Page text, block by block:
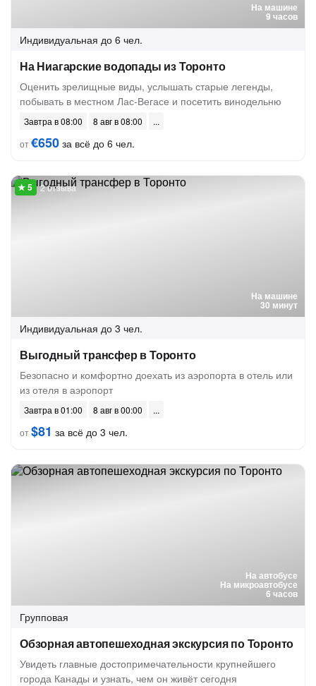
На машине
9 часов
Индивидуальная до 6 чел.
На Ниагарские водопады из Торонто
Оценить зрелищные виды, услышать старые легенды,
побывать в местном Лас-Вегасе и посетить винодельню
Завтра в 08:00
8 авг в 08:00
от€650 за всё до 6 чел.
На машине
30 минут
2 отзыва
Индивидуальная до 3 чел.
Выгодный трансфер в Торонто
Безопасно и комфортно доехать из аэропорта в отель или
из отеля в аэропорт
Завтра в 01:00
8 авг в 00:00
от$81 за всё до 3 чел.
На автобусе
На микроавтобусе
6 часов
Групповая
Обзорная автопешеходная экскурсия по Торонто
Увидеть главные достопримечательности крупнейшего
города Канады и узнать, чем он живёт сегодня